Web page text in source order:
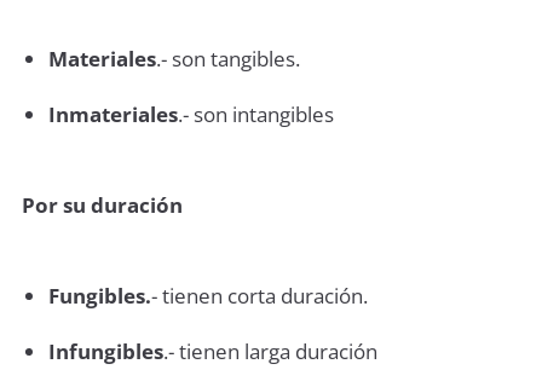
Materiales.- son tangibles.
Inmateriales.- son intangibles
Por su duración
Fungibles.- tienen corta duración.
Infungibles.- tienen larga duración